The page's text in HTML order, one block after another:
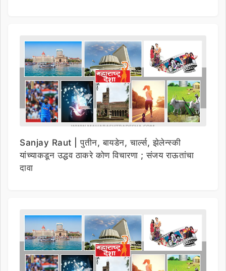
Sanjay Raut | पुतीन, बायडेन, चार्ल्स, झेलेन्स्की
यांच्याकडून उद्धव ठाकरे कोण विचारणा ; संजय राऊतांचा
दावा